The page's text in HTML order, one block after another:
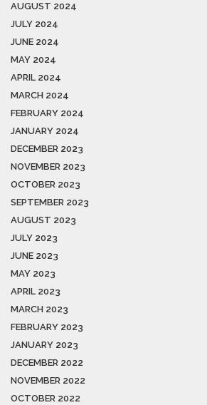
AUGUST 2024
JULY 2024
JUNE 2024
MAY 2024
APRIL 2024
MARCH 2024
FEBRUARY 2024
JANUARY 2024
DECEMBER 2023
NOVEMBER 2023
OCTOBER 2023
SEPTEMBER 2023
AUGUST 2023
JULY 2023
JUNE 2023
MAY 2023
APRIL 2023
MARCH 2023
FEBRUARY 2023
JANUARY 2023
DECEMBER 2022
NOVEMBER 2022
OCTOBER 2022